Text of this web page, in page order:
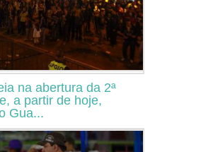
na abertura da 2ª
a partir de hoje,
Gua...